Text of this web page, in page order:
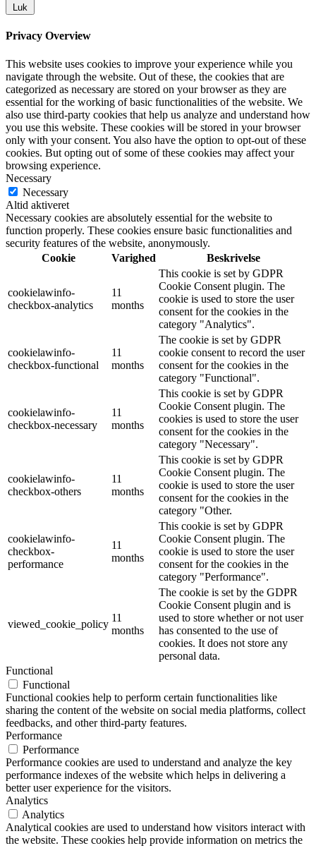
Luk
Privacy Overview
This website uses cookies to improve your experience while you
navigate through the website. Out of these, the cookies that are
categorized as necessary are stored on your browser as they are
essential for the working of basic functionalities of the website. We
also use third-party cookies that help us analyze and understand how
you use this website. These cookies will be stored in your browser
only with your consent. You also have the option to opt-out of these
cookies. But opting out of some of these cookies may affect your
browsing experience.
Necessary
Necessary
Altid aktiveret
Necessary cookies are absolutely essential for the website to
function properly. These cookies ensure basic functionalities and
security features of the website, anonymously.
Cookie
Varighed Beskrivelse
cookielawinfo-
checkbox-analytics
11
months
This cookie is set by GDPR
Cookie Consent plugin. The
cookie is used to store the user
consent for the cookies in the
category "Analytics".
cookielawinfo-
checkbox-functional
11
months
The cookie is set by GDPR
cookie consent to record the user
consent for the cookies in the
category "Functional".
cookielawinfo-
checkbox-necessary
11
months
This cookie is set by GDPR
Cookie Consent plugin. The
cookies is used to store the user
consent for the cookies in the
category "Necessary".
cookielawinfo-
checkbox-others
11
months
This cookie is set by GDPR
Cookie Consent plugin. The
cookie is used to store the user
consent for the cookies in the
category "Other.
cookielawinfo-
checkbox-
performance
11
months
This cookie is set by GDPR
Cookie Consent plugin. The
cookie is used to store the user
consent for the cookies in the
category "Performance".
viewed_cookie_policy
11
months
The cookie is set by the GDPR
Cookie Consent plugin and is
used to store whether or not user
has consented to the use of
cookies. It does not store any
personal data.
Functional
Functional
Functional cookies help to perform certain functionalities like
sharing the content of the website on social media platforms, collect
feedbacks, and other third-party features.
Performance
Performance
Performance cookies are used to understand and analyze the key
performance indexes of the website which helps in delivering a
better user experience for the visitors.
Analytics
Analytics
Analytical cookies are used to understand how visitors interact with
the website. These cookies help provide information on metrics the